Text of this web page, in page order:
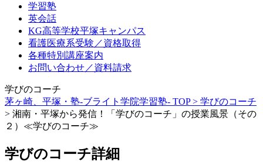
学習塾
英会話
KG高等学校平塚キャンパス
看護医療系受験／資格取得
各種特別講座案内
お問い合わせ／資料請求
学びのコーチ
茅ヶ崎、平塚・塾-ブライト学院学習塾- TOP > 学びのコーチ
> 湘南・平塚から発信！「学びのコーチ」の授業風景（その
２）≪学びのコーチ≫
学びのコーチ詳細